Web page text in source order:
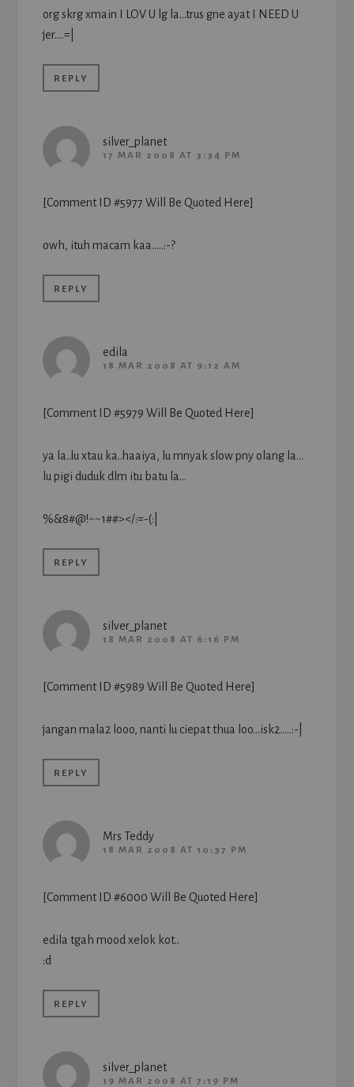
org skrg xmain I LOV U lg la…trus gne ayat I NEED U
jer….=|
REPLY
silver_planet
17 MAR 2008 AT 3:34 PM
[Comment ID #5977 Will Be Quoted Here]
owh, ituh macam kaa…..:-?
REPLY
edila
18 MAR 2008 AT 9:12 AM
[Comment ID #5979 Will Be Quoted Here]
ya la..lu xtau ka..haaiya, lu mnyak slow pny olang la…
lu pigi duduk dlm itu batu la…
%&8#@!~~1##></:=-(:|
REPLY
silver_planet
18 MAR 2008 AT 6:16 PM
[Comment ID #5989 Will Be Quoted Here]
jangan mala2 looo, nanti lu ciepat thua loo…isk2…..:-|
REPLY
Mrs Teddy
18 MAR 2008 AT 10:37 PM
[Comment ID #6000 Will Be Quoted Here]
edila tgah mood xelok kot..
:d
REPLY
silver_planet
19 MAR 2008 AT 7:19 PM